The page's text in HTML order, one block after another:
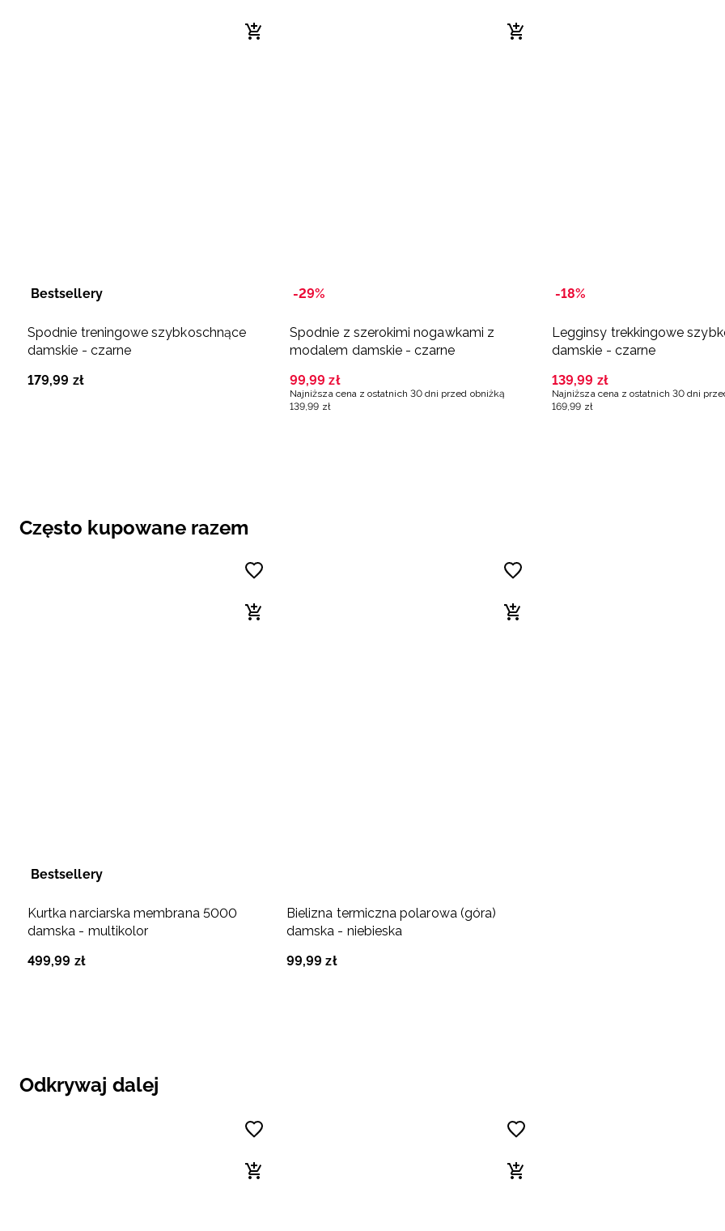
Bestsellery
Spodnie treningowe szybkoschnące
damskie - czarne
179,99 zł
-29%
Spodnie z szerokimi nogawkami z
modalem damskie - czarne
99,99 zł
Najniższa cena z ostatnich 30 dni przed obniżką
139,99 zł
-18%
Legginsy trekkingowe
damskie - czarne
139,99 zł
Najniższa cena z ostatnich 30 dni
169,99 zł
Często kupowane razem
Bestsellery
Kurtka narciarska membrana 5000
damska - multikolor
499,99 zł
Bielizna termiczna polarowa (góra)
damska - niebieska
99,99 zł
Odkrywaj dalej